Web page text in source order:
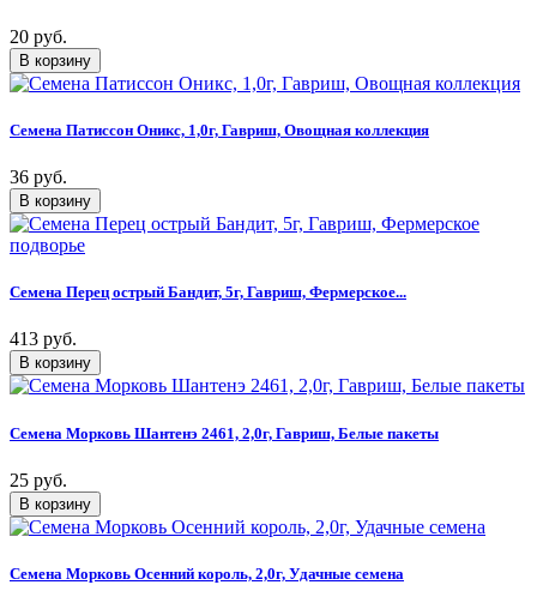
20 руб.
Семена Патиссон Оникс, 1,0г, Гавриш, Овощная коллекция
36 руб.
Семена Перец острый Бандит, 5г, Гавриш, Фермерское...
413 руб.
Семена Морковь Шантенэ 2461, 2,0г, Гавриш, Белые пакеты
25 руб.
Семена Морковь Осенний король, 2,0г, Удачные семена